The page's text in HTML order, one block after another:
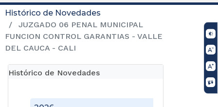
Histórico de Novedades
JUZGADO 06 PENAL MUNICIPAL
FUNCION CONTROL GARANTIAS - VALLE
DEL CAUCA - CALI
Histórico de Novedades